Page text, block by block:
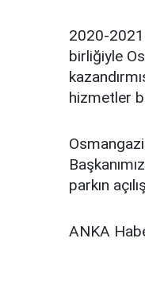
2020-2021
birliğiyle
hizmetler
parkın
ANKA